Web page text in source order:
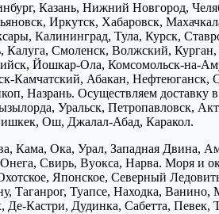
Казань, Нижний Новгород,
Иркутск, Хабаровск,
Калининград, Тула, Курск,
Смоленск, Волжский,
Йошкар-Ола, Комсомольск-на-
Камчатский, Абакан, Нефтеюганск,
Назрань. Осуществляем
Уральск, Петропавловск,
Ош, Джалал-Абад, Каракол.
Ока, Урал, Западная Двина,
Свирь, Вуокса, Нарва. Моря и
Японское, Северный
Таганрог, Туапсе, Находка, Ванино,
Кастри, Дудинка, Сабетта, Певек,